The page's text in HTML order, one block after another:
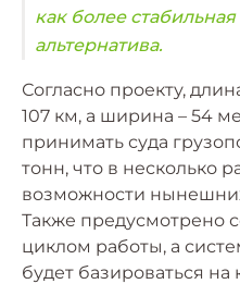
как более
альтернатива.
Согласно проекту,
107 км, а ширина – 54
принимать суда
тонн, что в несколько
возможности
Также предусмотрено
циклом работы, а
будет базироваться на